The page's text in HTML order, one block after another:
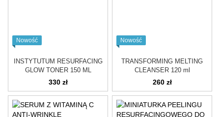
Nowość
INSTYTUTUM RESURFACING
GLOW TONER 150 ML
330 zł
Nowość
TRANSFORMING MELTING
CLEANSER 120 ml
260 zł